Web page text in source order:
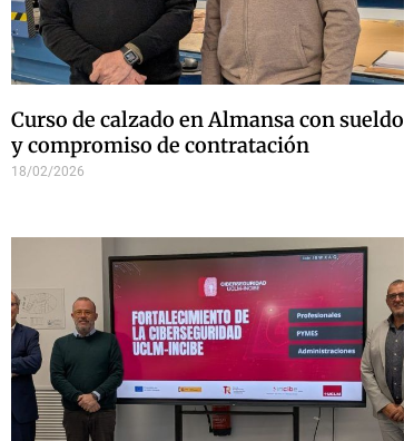
Curso de calzado en Almansa con sueldo
y compromiso de contratación
18/02/2026